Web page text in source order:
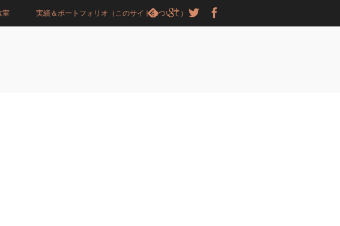
室 実績＆ポートフォリオ（このサイトについて）